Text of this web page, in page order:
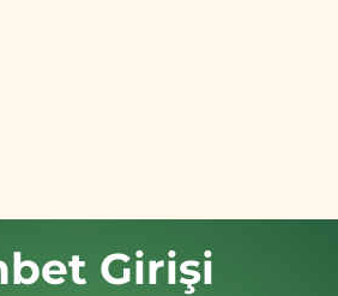
Girişi